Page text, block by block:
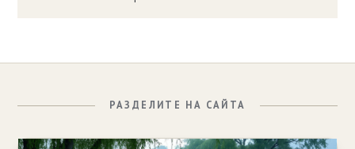
РАЗДЕЛИТЕ НА САЙТА